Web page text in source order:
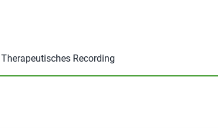
Therapeutisches Recording